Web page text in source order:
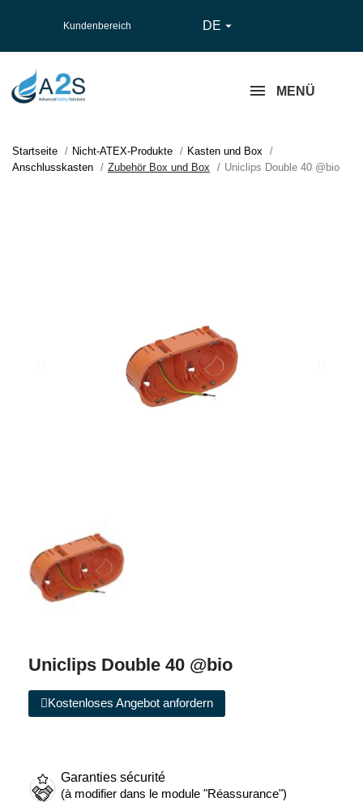
Kundenbereich DE 
MENÜ
Startseite Nicht-ATEX-Produkte
Kasten und Box
Anschlusskasten
Zubehör Box und Box Uniclips Double 40 @bio
Uniclips Double 40 @bio
Kostenloses Angebot anfordern
Garanties sécurité
(à modifier dans le module "Réassurance")